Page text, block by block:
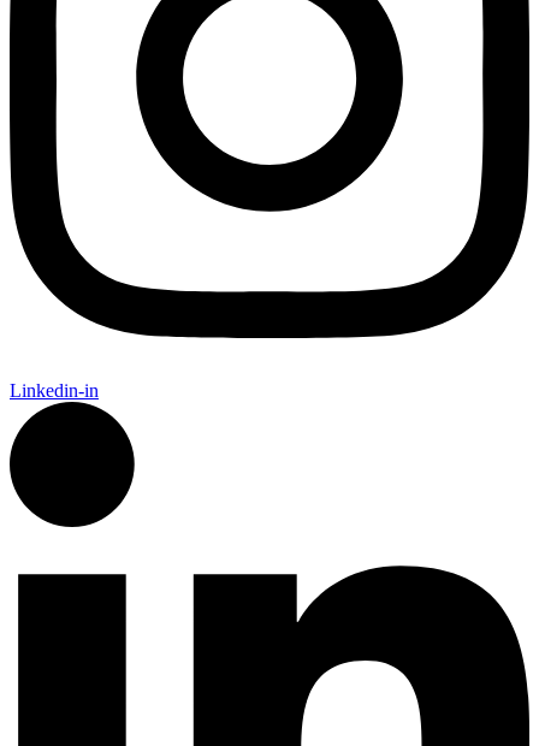
Linkedin-in